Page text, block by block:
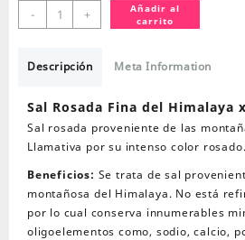
-
Sal
Rosada
del
x
250
grs
+
Añadir al
carrito
Descripción Meta Information
Sal Rosada Fina del Himalaya
Sal rosada proveniente de las
Llamativa por su intenso color rosado.
Beneficios: Se trata de sal
montañosa del Himalaya. No está
por lo cual conserva innumerables
oligoelementos como, sodio, calcio,